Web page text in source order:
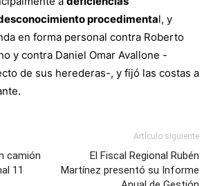
procedimental, y
en forma personal contra Roberto
y contra Daniel Omar Avallone -
de sus herederas-, y fijó las costas a
camión
11
Artículo siguiente
El Fiscal Regional Rubén
Martínez presentó su Informe